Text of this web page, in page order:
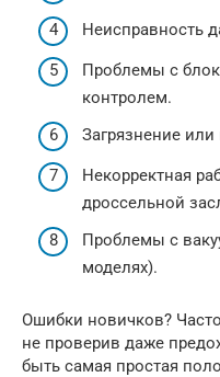
Неисправность
Проблемы с
контролем.
Загрязнение или
Некорректная
дроссельной
Проблемы с
моделях).
Ошибки новичков?
не проверив даже
быть самая простая